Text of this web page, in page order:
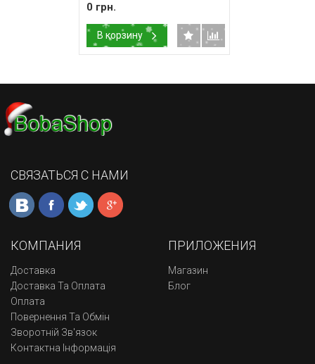
0 грн.
В корзину
СВЯЗАТЬСЯ С НАМИ
КОМПАНИЯ
Доставка
Доставка Та Оплата
Оплата
Повернення Та Обмін
Зворотній Зв'язок
Контактна Інформація
ПРИЛОЖЕНИЯ
Магазин
Блог